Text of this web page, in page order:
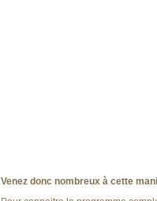
Venez donc nombreux à cette